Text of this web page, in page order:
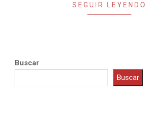
SEGUIR LEYENDO
Buscar
Buscar